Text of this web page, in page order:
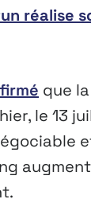
réalise
que
le 13